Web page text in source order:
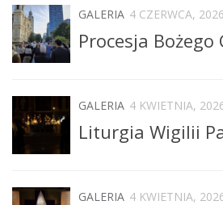
GALERIA 4 CZERWCA, 2026
Procesja Bożego
GALERIA 4 KWIETNIA,
Liturgia Wigilii
GALERIA 4 KWIETNIA,